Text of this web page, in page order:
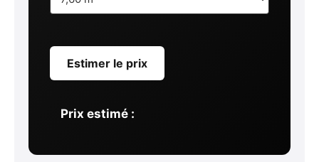
Estimer le prix
Prix estimé :